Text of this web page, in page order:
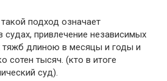
подход означает
привлечение независимых
тяжб длиною в месяцы и годы и
сотен тысяч. (кто в итоге
суд).